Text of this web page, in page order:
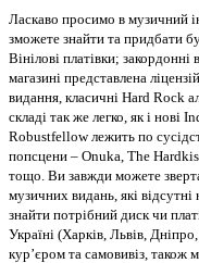
Ласкаво просимо в музичний
зможете знайти та придбати
Вінілові платівки;
магазині представлена
видання, класичні Hard Rock
складі так же легко, як і нові
Robustfellow лежить по
попсцени – Onuka, The
тощо. Ви завжди можете
музичних видань, які
знайти потрібний диск чи
Україні (Харків, Львів,
кур’єром та самовивіз,